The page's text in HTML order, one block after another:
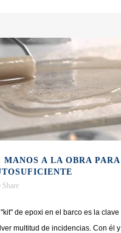
MANOS A LA OBRA PARA
Share
de epoxi en el barco es la clave
multitud de incidencias. Con él y